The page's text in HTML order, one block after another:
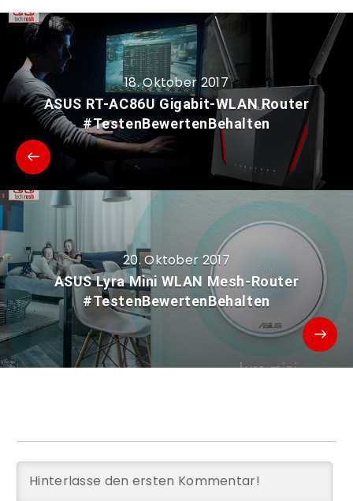
18. Oktober 2017
ASUS RT-AC86U Gigabit-WLAN Router
#TestenBewertenBehalten
20. Oktober 2017
ASUS Lyra Mini WLAN Mesh-Router
#TestenBewertenBehalten